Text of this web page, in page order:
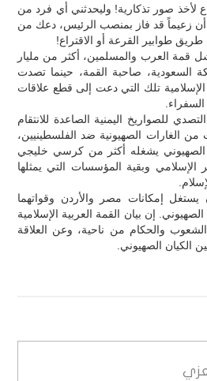
لأخذ صور تذكارية! وليحدثني أي فرد من
أن زعيماً قد فاز بمنصب الرئيس، دعك من
طوابير القرعة أو الاقتراع!
قمة العرب والمسلمين، أكثر من مليار
السعودية، صاحبة القمة، حينما تصدت
تلك التي دعت إلى قطع علاقات
للصواريخ اليمنية الصاعدة للانتقام
الغارات الصهيونية ضد الفلسطينيين،
الصهيوني يشغله أكثر من كرسي خليجي
الإسلامي وبقية المؤسسات التي يمثلها
إمكانات مصر والأردن وقواتهما
إن بيان القمة العربية الإسلامية
والحكام من ناحية، وعن العلاقة
الكيان الصهيوني.